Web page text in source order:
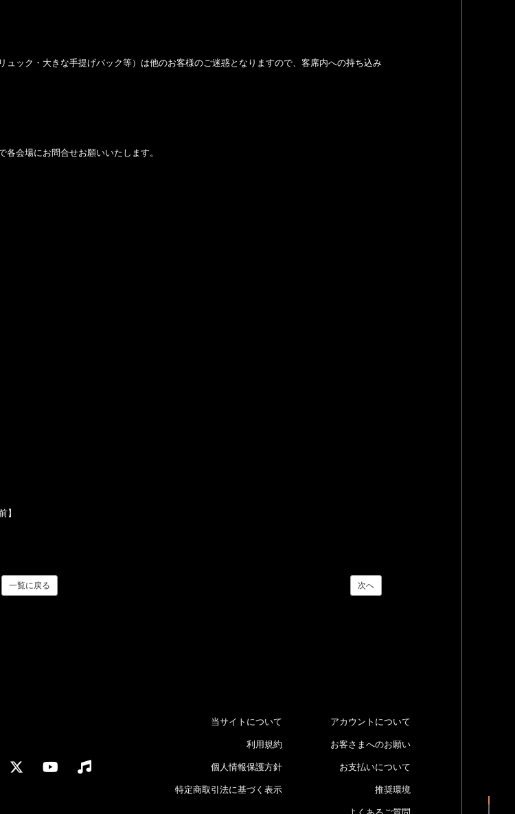
ック・大きな手提げバック等）は他のお客様のご迷惑となりますので、客席内への持ち込み
会場にお問合せお願いいたします。
】
一覧に戻る 次へ
当サイトについて アカウントについて
利用規約 お客さまへのお願い
個人情報保護方針 お支払いについて
特定商取引法に基づく表示 推奨環境